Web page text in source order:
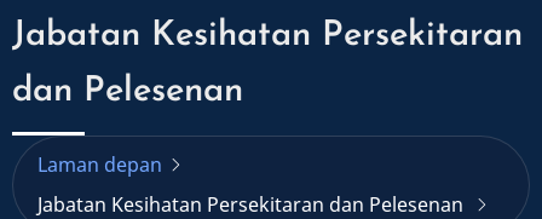
Jabatan Kesihatan Persekitaran
dan Pelesenan
Laman depan
Jabatan Kesihatan Persekitaran dan Pelesenan